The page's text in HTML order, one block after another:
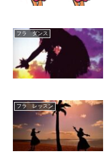
フラ ダンス
フラ レッスン